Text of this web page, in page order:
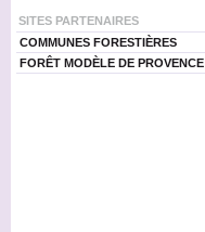
SITES PARTENAIRES
COMMUNES FORESTIÈRES
FORÊT MODÈLE DE PROVENCE